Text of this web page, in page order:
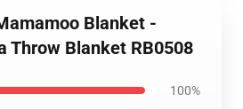
Blanket -
Throw Blanket RB0508
100%